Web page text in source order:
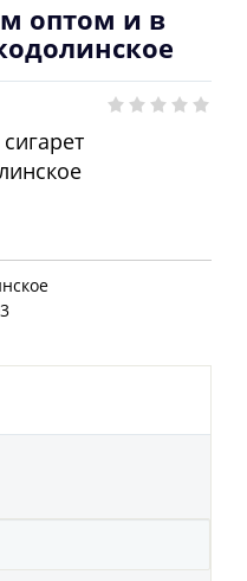
оптом и в